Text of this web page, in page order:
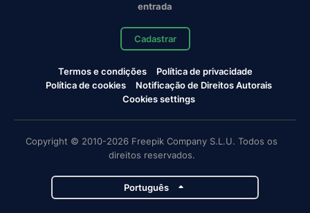
entrada
Cadastrar
Termos e condições
Política de privacidade
Política de cookies
Notificação de Direitos Autorais
Cookies settings
Copyright © 2010-2026 Freepik Company S.L.U. Todos os
direitos reservados.
Português